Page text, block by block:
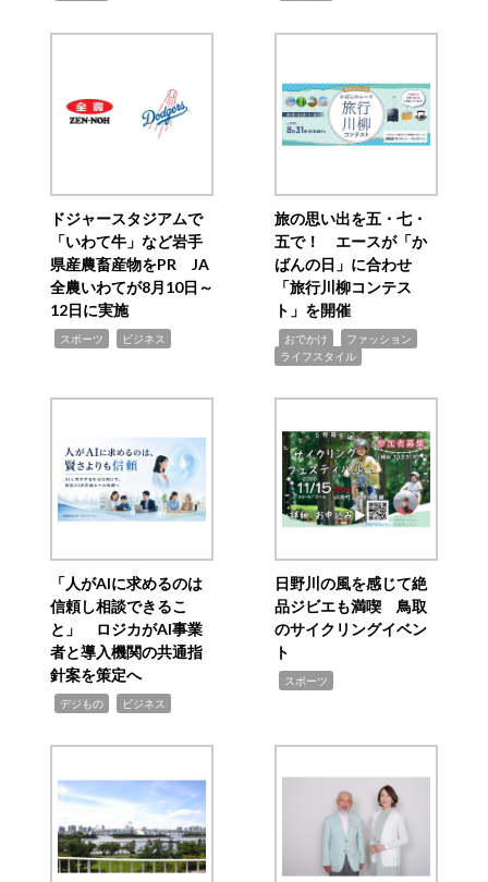
ドジャースタジアムで
「いわて牛」など岩手
県産農畜産物をPR JA
全農いわてが8月10日～
12日に実施
スポーツ ビジネス
旅の思い出を五・七・
五で！ エースが「か
ばんの日」に合わせ
「旅行川柳コンテス
ト」を開催
おでかけ ファッション
ライフスタイル
「人がAIに求めるのは
信頼し相談できるこ
と」 ロジカがAI事業
者と導入機関の共通指
針案を策定へ
デジもの ビジネス
日野川の風を感じて絶
品ジビエも満喫 鳥取
のサイクリングイベン
ト
スポーツ